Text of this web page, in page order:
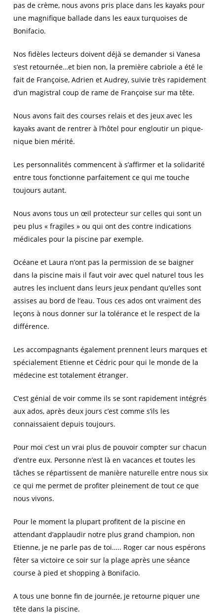
pas de crème, nous avons pris place dans les kayaks pour
une magnifique ballade dans les eaux turquoises de
Bonifacio.
Nos fidèles lecteurs doivent déjà se demander si Vanesa
s’est retournée…et bien non, la première cabriole a été le
fait de Françoise, Adrien et Audrey, suivie très rapidement
d’un magistral coup de rame de Françoise sur ma tête.
Nous avons fait des courses relais et des jeux avec les
kayaks avant de rentrer à l’hôtel pour engloutir un pique-
nique bien mérité.
Les personnalités commencent à s’affirmer et la solidarité
entre tous fonctionne parfaitement ce qui me touche
toujours autant.
Nous avons tous un œil protecteur sur celles qui sont un
peu plus « fragiles » ou qui ont des contre indications
médicales pour la piscine par exemple.
Océane et Laura n’ont pas la permission de se baigner
dans la piscine mais il faut voir avec quel naturel tous les
autres les incluent dans leurs jeux pendant qu’elles sont
assises au bord de l’eau. Tous ces ados ont vraiment des
leçons à nous donner sur la tolérance et le respect de la
différence.
Les accompagnants également prennent leurs marques et
spécialement Etienne et Cédric pour qui le monde de la
médecine est totalement étranger.
C’est génial de voir comme ils se sont rapidement intégrés
aux ados, après deux jours c’est comme s’ils les
connaissaient depuis toujours.
Pour moi c’est un vrai plus de pouvoir compter sur chacun
d’entre eux. Personne n’est là en vacances et toutes les
tâches se répartissent de manière naturelle entre nous six
ce qui me permet de profiter pleinement de tout ce que
nous vivons.
Pour le moment la plupart profitent de la piscine en
attendant d’applaudir notre plus grand champion, non
Etienne, je ne parle pas de toi….. Roger car nous espérons
fêter sa victoire ce soir sur la plage après une séance
course à pied et shopping à Bonifacio.
A tous une bonne fin de journée, je retourne piquer une
tête dans la piscine.